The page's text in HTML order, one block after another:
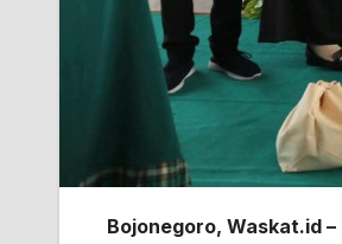
Bojonegoro, Waskat.id –